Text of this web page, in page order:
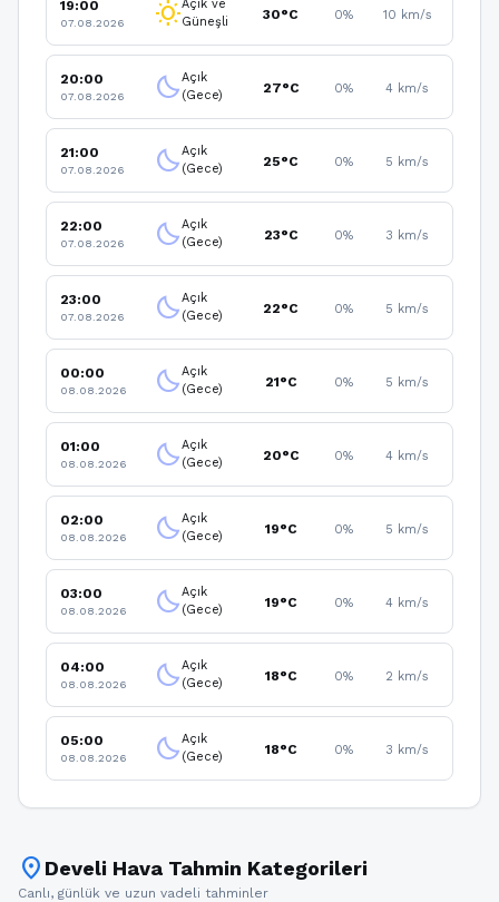
19:00
07.08.2026 wb_sunnyAçık ve
Güneşli
30°C 0% 10 km/s
20:00
07.08.2026 clear_nightAçık
(Gece)
27°C 0% 4 km/s
21:00
07.08.2026 clear_nightAçık
(Gece)
25°C 0% 5 km/s
22:00
07.08.2026 clear_nightAçık
(Gece)
23°C 0% 3 km/s
23:00
07.08.2026 clear_nightAçık
(Gece)
22°C 0% 5 km/s
00:00
08.08.2026 clear_nightAçık
(Gece)
21°C 0% 5 km/s
01:00
08.08.2026 clear_nightAçık
(Gece)
20°C 0% 4 km/s
02:00
08.08.2026 clear_nightAçık
(Gece)
19°C 0% 5 km/s
03:00
08.08.2026 clear_nightAçık
(Gece)
19°C 0% 4 km/s
04:00
08.08.2026 clear_nightAçık
(Gece)
18°C 0% 2 km/s
05:00
08.08.2026 clear_nightAçık
(Gece)
18°C 0% 3 km/s
location_on Develi Hava Tahmin Kategorileri
Canlı, günlük ve uzun vadeli tahminler